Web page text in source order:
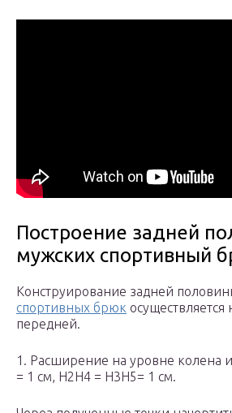
Построение задней
мужских спортивный
Конструирование задней
спортивных брюк осуществляется
передней.
1. Расширение на уровне колена
= 1 см, Н2Н4 = Н3Н5= 1 см.